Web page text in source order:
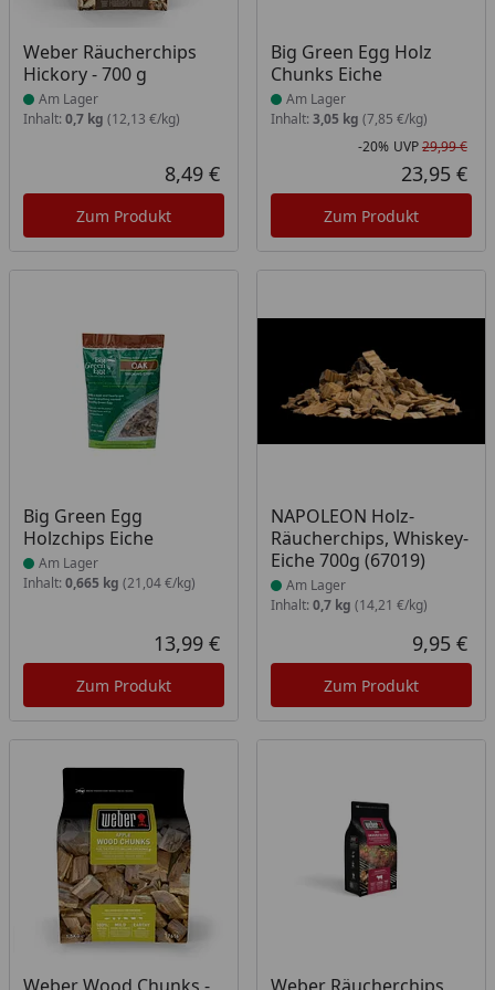
Weber Räucherchips
Hickory - 700 g
Produkt am Lager
Am Lager
Inhalt: 0,7 kg (12,13 €/kg)
Aktueller Preis
8,49 €
Zum Produkt
Big Green Egg Holz
Chunks Eiche
Produkt am Lager
Am Lager
Inhalt: 3,05 kg (7,85 €/kg)
-20% UVP29,99 €
23,95 €
Zum Produkt
Big Green Egg
Holzchips Eiche
Produkt am Lager
Am Lager
Inhalt: 0,665 kg (21,04 €/kg)
Aktueller Preis
13,99 €
Zum Produkt
NAPOLEON Holz-
Räucherchips, Whiskey-
Eiche 700g (67019)
Produkt am Lager
Am Lager
Inhalt: 0,7 kg (14,21 €/kg)
9,95 €
Zum Produkt
Produkt am Lager Produkt am Lager